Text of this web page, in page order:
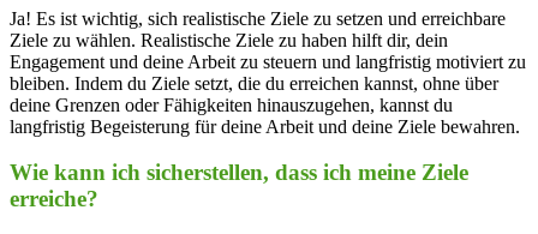
Ja! Es ist wichtig, sich realistische Ziele zu setzen und erreichbare
Ziele zu wählen. Realistische Ziele zu haben hilft dir, dein
Engagement und deine Arbeit zu steuern und langfristig motiviert zu
bleiben. Indem du Ziele setzt, die du erreichen kannst, ohne über
deine Grenzen oder Fähigkeiten hinauszugehen, kannst du
langfristig Begeisterung für deine Arbeit und deine Ziele bewahren.
Wie kann ich sicherstellen, dass ich meine Ziele
erreiche?